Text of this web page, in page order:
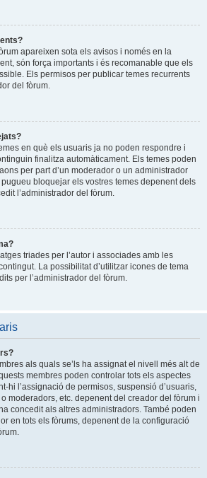
apareixen sota els avisos i només en la
són força importants i és recomanable que els
Els permisos per publicar temes recurrents
del fòrum.
en què els usuaris ja no poden respondre i
finalitza automàticament. Els temes poden
per part d’un moderador o un administrador
bloquejar els vostres temes depenent dels
l’administrador del fòrum.
triades per l’autor i associades amb les
La possibilitat d’utilitzar icones de tema
per l’administrador del fòrum.
als quals se’ls ha assignat el nivell més alt de
membres poden controlar tots els aspectes
hi l’assignació de permisos, suspensió d’usuaris,
moderadors, etc. depenent del creador del fòrum i
concedit als altres administradors. També poden
en tots els fòrums, depenent de la configuració